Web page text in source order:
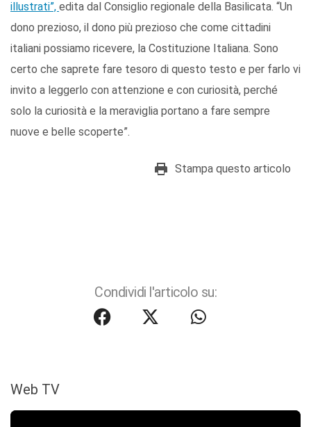
illustrati”, edita dal Consiglio regionale della Basilicata. “Un
dono prezioso, il dono più prezioso che come cittadini
italiani possiamo ricevere, la Costituzione Italiana. Sono
certo che saprete fare tesoro di questo testo e per farlo vi
invito a leggerlo con attenzione e con curiosità, perché
solo la curiosità e la meraviglia portano a fare sempre
nuove e belle scoperte”.
Stampa questo articolo
Condividi l'articolo su:
Web TV